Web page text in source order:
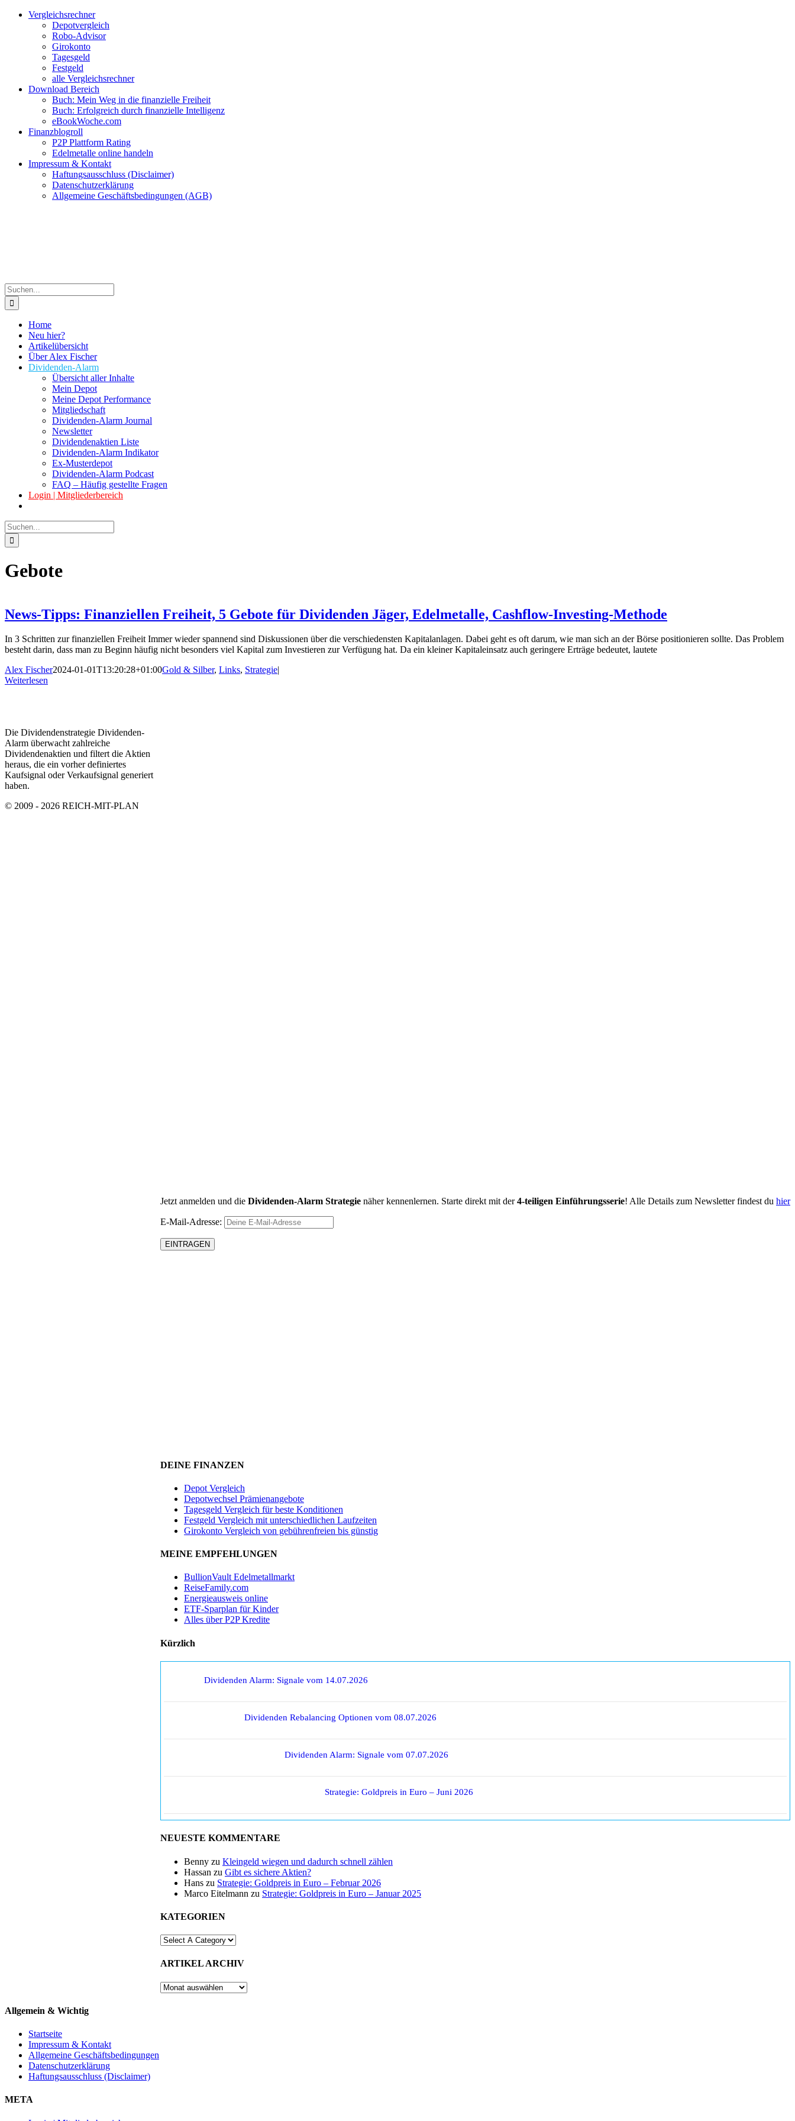
Zum
Facebook
Twitter
Instagram
Pinterest
YouTubeVergleichsrechner
Depotvergleich
Robo-Advisor
Girokonto
Tagesgeld
Festgeld
alle Vergleichsrechner
Download Bereich
Buch: Mein Weg in die finanzielle Freiheit
Buch: Erfolgreich durch finanzielle Intelligenz
eBookWoche.com
Finanzblogroll
P2P Plattform Rating
Edelmetalle online handeln
Impressum & Kontakt
Haftungsausschluss (Disclaimer)
Datenschutzerklärung
Allgemeine Geschäftsbedingungen (AGB)
Suche
nach:
Home
Neu hier?
Artikelübersicht
Über Alex Fischer
Dividenden-Alarm
Übersicht aller Inhalte
Mein Depot
Meine Depot Performance
Mitgliedschaft
Dividenden-Alarm Journal
Newsletter
Dividendenaktien Liste
Dividenden-Alarm Indikator
Ex-Musterdepot
Dividenden-Alarm Podcast
FAQ – Häufig gestellte Fragen
Login | Mitgliederbereich
Suche
nach:
Gebote
News-Tipps: Finanziellen Freiheit, 5 Gebote für Dividenden Jäger, Edelmetalle, Cashflow-Investing-Methode
In 3 Schritten zur finanziellen Freiheit Immer wieder spannend sind Diskussionen über die verschiedensten Kapitalanlagen. Dabei geht es oft darum, wie man sich an der Börse positionieren sollte. Das Problem
besteht darin, dass man zu Beginn häufig nicht besonders viel Kapital zum Investieren zur Verfügung hat. Da ein kleiner Kapitaleinsatz auch geringere Erträge bedeutet, lautete
Alex Fischer2024-01-01T13:20:28+01:00Gold & Silber, Links, Strategie|
Weiterlesen
Jetzt anmelden und die Dividenden-Alarm Strategie näher kennenlernen. Starte direkt mit der4-teiligen Einführungsserie! Alle Details zum Newsletter findest du hier
E-Mail-Adresse:
DEINE FINANZEN
Depot Vergleich
Depotwechsel Prämienangebote
Tagesgeld Vergleich für beste Konditionen
Festgeld Vergleich mit unterschiedlichen Laufzeiten
Girokonto Vergleich von gebührenfreien bis günstig
MEINE EMPFEHLUNGEN
BullionVault Edelmetallmarkt
ReiseFamily.com
Energieausweis online
ETF-Sparplan für Kinder
Alles über P2P Kredite
Kürzlich
Dividenden Alarm: Signale vom 14.07.2026
Dividenden Rebalancing Optionen vom 08.07.2026
Dividenden Alarm: Signale vom 07.07.2026
Strategie: Goldpreis in Euro – Juni 2026
NEUESTE KOMMENTARE
Benny zu Kleingeld wiegen und dadurch schnell zählen
Hassan zu Gibt es sichere Aktien?
Hans zu Strategie: Goldpreis in Euro – Februar 2026
Marco Eitelmann zu Strategie: Goldpreis in Euro – Januar 2025
KATEGORIEN
ARTIKEL ARCHIV
ARTIKEL
Die Dividendenstrategie Dividenden-
Alarm überwacht zahlreiche
Dividendenaktien und filtert die Aktien
heraus, die ein vorher definiertes
Kaufsignal oder Verkaufsignal generiert
haben.
© 2009 - 2026 REICH-MIT-PLAN
Allgemein & Wichtig
Startseite
Impressum & Kontakt
Allgemeine Geschäftsbedingungen
Datenschutzerklärung
Haftungsausschluss (Disclaimer)
META